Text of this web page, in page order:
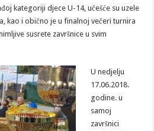
kategoriji djece U-14, učešće su uzele
kao i obično je u finalnoj večeri turnira
susrete završnice u svim
U nedjelju
17.06.2018.
godine. u
samoj
završnici